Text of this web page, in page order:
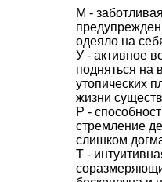
М -
одеяло на
У - активное
подняться на
утопических
жизни
Р -
стремление
слишком
Т -